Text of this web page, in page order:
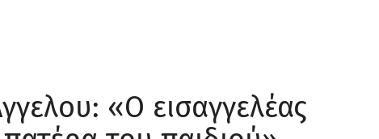
«Ο εισαγγελέας